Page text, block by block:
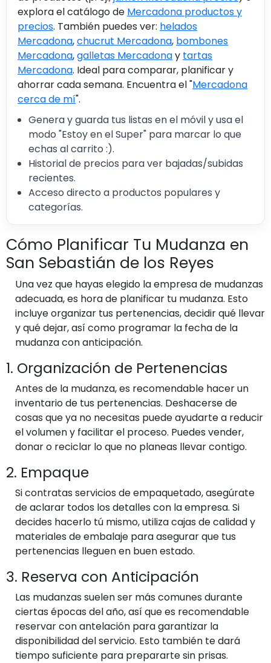
explora el catálogo de Mercadona productos y
precios. También puedes ver: helados
Mercadona,chucrut Mercadona, bombones
Mercadona,galletas Mercadonay tartas
Mercadona. Ideal para comparar, planificar y
ahorrar cada semana. Encuentra el "Mercadona
cerca de mí".
Genera y guarda tus listas en el móvil y usa el
modo "Estoy en el Super" para marcar lo que
echas al carrito :).
Historial de precios para ver bajadas/subidas
recientes.
Acceso directo a productos populares y
categorías.
Cómo Planificar Tu Mudanza en
San Sebastián de los Reyes
Una vez que hayas elegido la empresa de mudanzas
adecuada, es hora de planificar tu mudanza. Esto
incluye organizar tus pertenencias, decidir qué llevar
y qué dejar, así como programar la fecha de la
mudanza con anticipación.
1. Organización de Pertenencias
Antes de la mudanza, es recomendable hacer un
inventario de tus pertenencias. Deshacerse de
cosas que ya no necesitas puede ayudarte a reducir
el volumen y facilitar el proceso. Puedes vender,
donar o reciclar lo que no planeas llevar contigo.
2. Empaque
Si contratas servicios de empaquetado, asegúrate
de aclarar todos los detalles con la empresa. Si
decides hacerlo tú mismo, utiliza cajas de calidad y
materiales de embalaje para asegurar que tus
pertenencias lleguen en buen estado.
3. Reserva con Anticipación
Las mudanzas suelen ser más comunes durante
ciertas épocas del año, así que es recomendable
reservar con antelación para garantizar la
disponibilidad del servicio. Esto también te dará
tiempo suficiente para prepararte sin prisas.